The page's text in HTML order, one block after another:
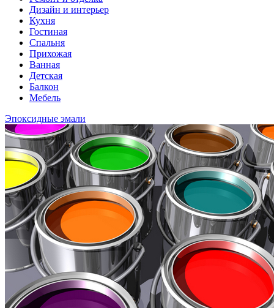
Дизайн и интерьер
Кухня
Гостиная
Спальня
Прихожая
Ванная
Детская
Балкон
Мебель
Эпоксидные эмали